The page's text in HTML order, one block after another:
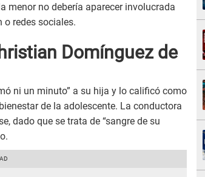
menor no debería aparecer involucrada
redes sociales.
Domínguez de
ni un minuto” a su hija y lo calificó como
de la adolescente. La conductora
dado que se trata de “sangre de su